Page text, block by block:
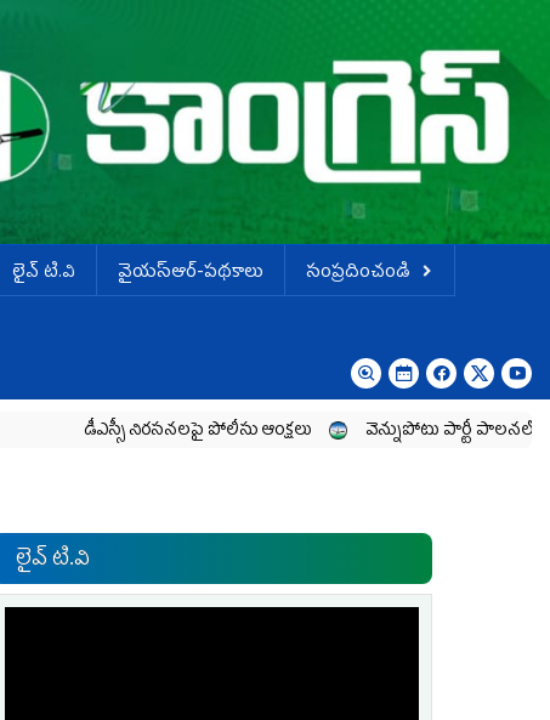
లైవ్ టి.వి వైయస్ఆర్-పథకాలు
సంప్రదించండి
డీఎస్సీ నిరసనలపై పోలీసు ఆంక్షలు వెన్నుపోటు పార్టీ పాలనలో ప్రజాస్వామ్యం
లైవ్ టి.వి